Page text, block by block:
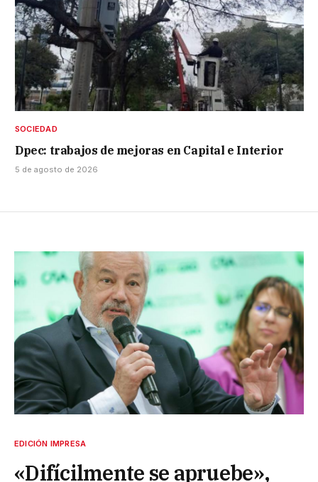
SOCIEDAD
Dpec: trabajos de mejoras en Capital e Interior
5 de agosto de 2026
EDICIÓN IMPRESA
«Difícilmente se apruebe»,